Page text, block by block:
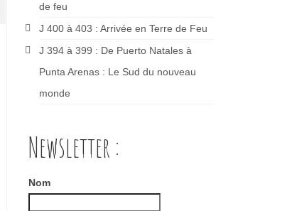
de feu
J 400 à 403 : Arrivée en Terre de Feu
J 394 à 399 : De Puerto Natales à
Punta Arenas : Le Sud du nouveau
monde
Newsletter :
Nom